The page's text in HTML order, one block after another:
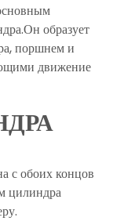
образует
поршнем и
движение
​​с обоих концов
цилиндра